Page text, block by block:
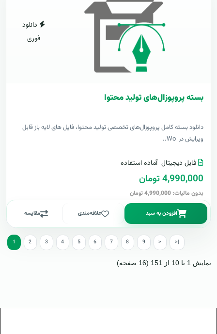
دانلود
فوری
بسته پروپوزال‌های تولید محتوا
دانلود بسته کامل پروپوزال‌های تخصصی تولید محتوا، فایل های لایه باز قابل
ویرایش در Wo..
فایل دیجیتال آماده استفاده
4,990,000 تومان
بدون مالیات: 4,990,000 تومان
افزودن به سبد علاقه‌مندی مقایسه
1 2 3 4 5 6 7 8 9 > >|
نمایش 1 تا 10 از 151 (16 صفحه)